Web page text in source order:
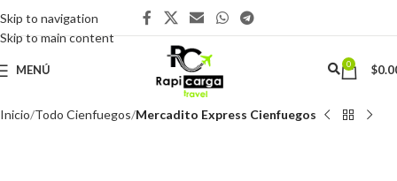
Skip to navigation
Skip to main content
MENÚ 0 $
Inicio Todo Cienfuegos Mercadito Express Cienfuegos